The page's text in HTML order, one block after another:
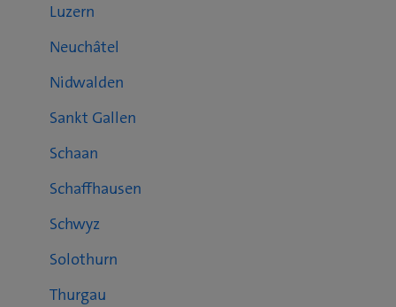
Luzern
Neuchâtel
Nidwalden
Sankt Gallen
Schaan
Schaffhausen
Schwyz
Solothurn
Thurgau